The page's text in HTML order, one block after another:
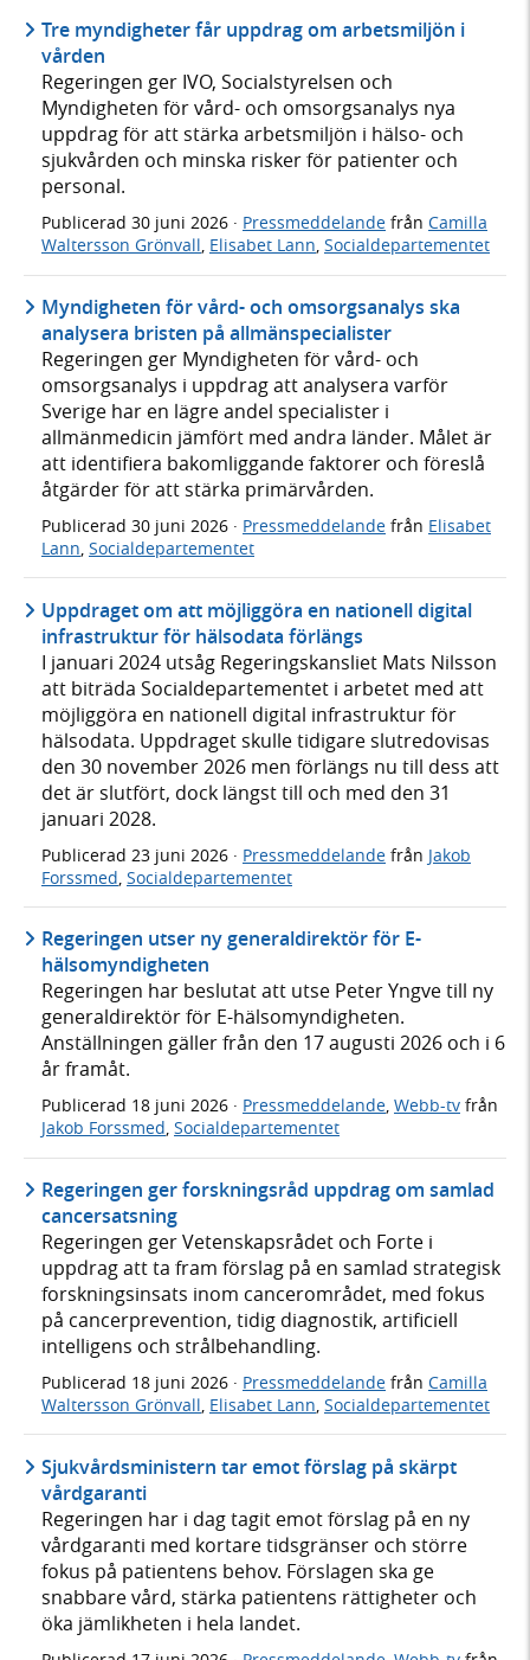
Tre myndigheter får uppdrag om arbetsmiljön i
vården
Regeringen ger IVO, Socialstyrelsen och
Myndigheten för vård- och omsorgsanalys nya
uppdrag för att stärka arbetsmiljön i hälso- och
sjukvården och minska risker för patienter och
personal.
Publicerad 30 juni 2026 · Pressmeddelande från Camilla
Waltersson Grönvall, Elisabet Lann, Socialdepartementet
Myndigheten för vård- och omsorgsanalys ska
analysera bristen på allmänspecialister
Regeringen ger Myndigheten för vård- och
omsorgsanalys i uppdrag att analysera varför
Sverige har en lägre andel specialister i
allmänmedicin jämfört med andra länder. Målet är
att identifiera bakomliggande faktorer och föreslå
åtgärder för att stärka primärvården.
Publicerad 30 juni 2026 · Pressmeddelande från Elisabet
Lann, Socialdepartementet
Uppdraget om att möjliggöra en nationell digital
infrastruktur för hälsodata förlängs
I januari 2024 utsåg Regeringskansliet Mats Nilsson
att biträda Socialdepartementet i arbetet med att
möjliggöra en nationell digital infrastruktur för
hälsodata. Uppdraget skulle tidigare slutredovisas
den 30 november 2026 men förlängs nu till dess att
det är slutfört, dock längst till och med den 31
januari 2028.
Publicerad 23 juni 2026 · Pressmeddelande från Jakob
Forssmed Socialdepartementet
Regeringen utser ny generaldirektör för E-
hälsomyndigheten
Regeringen har beslutat att utse Peter Yngve till ny
generaldirektör för E-hälsomyndigheten.
Anställningen gäller från den 17 augusti 2026 och i 6
år framåt.
Publicerad 18 juni 2026 · Pressmeddelande, Webb-tv från
Jakob Forssmed, Socialdepartementet
Regeringen ger forskningsråd uppdrag om samlad
cancersatsning
Regeringen ger Vetenskapsrådet och Forte i
uppdrag att ta fram förslag på en samlad strategisk
forskningsinsats inom cancerområdet, med fokus
på cancerprevention, tidig diagnostik, artificiell
intelligens och strålbehandling.
Publicerad 18 juni 2026 · Pressmeddelande från Camilla
Waltersson Grönvall, Elisabet Lann, Socialdepartementet
Sjukvårdsministern tar emot förslag på skärpt
vårdgaranti
Regeringen har i dag tagit emot förslag på en ny
vårdgaranti med kortare tidsgränser och större
fokus på patientens behov. Förslagen ska ge
snabbare vård, stärka patientens rättigheter och
öka jämlikheten i hela landet.